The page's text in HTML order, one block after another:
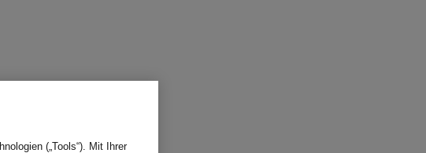
(„Tools“). Mit Ihrer